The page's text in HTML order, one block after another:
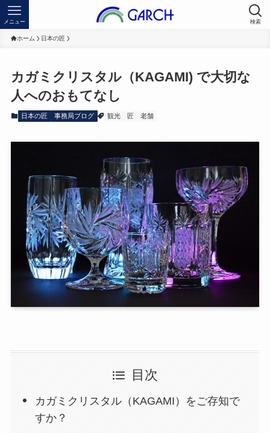
検索
メニュー
ホーム 日本の匠
カガミクリスタル（KAGAMI) で大切な
人へのおもてなし
日本の匠 事務局ブログ 観光 匠 老舗
目次
カガミクリスタル（KAGAMI）をご存知で
すか？